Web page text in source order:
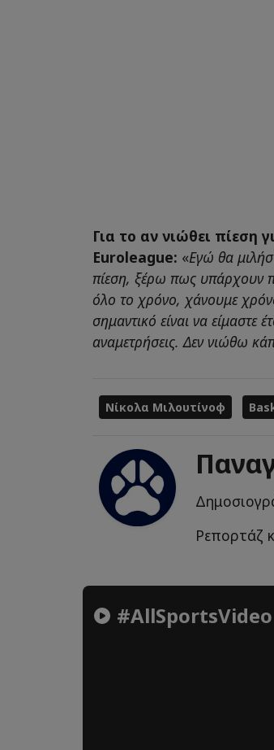
Για τo αν νιώθει πίεση
Euroleague: «Εγώ θα
πίεση, ξέρω πως υπάρχουν
όλο το χρόνο, χάνουμε
σημαντικό είναι να είμαστε
αναμετρήσεις. Δεν νιώθω
Νίκολα Μιλουτίνοφ
Ρεπορτάζ
#AllSportsVideo